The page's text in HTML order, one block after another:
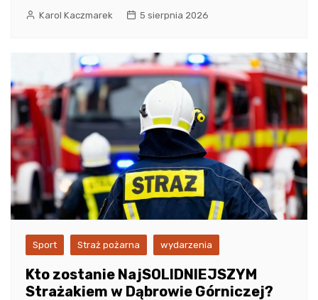
Karol Kaczmarek 5 sierpnia 2026
Sport Straż pożarna wydarzenia
Kto zostanie NajSOLIDNIEJSZYM
Strażakiem w Dąbrowie Górniczej?